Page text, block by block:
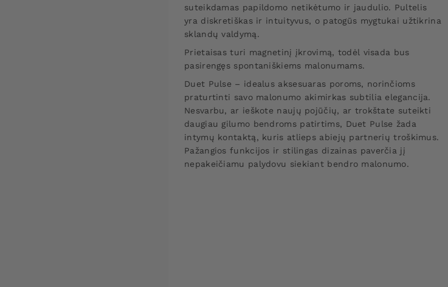
suteikdamas papildomo netikėtumo ir jaudulio. Pultelis
yra diskretiškas ir intuityvus, o patogūs mygtukai užtikrina
sklandų valdymą.
Prietaisas turi magnetinį įkrovimą, todėl visada bus
pasirengęs spontaniškiems malonumams.
Duet Pulse – idealus aksesuaras poroms, norinčioms
praturtinti savo malonumo akimirkas subtilia elegancija.
Nesvarbu, ar ieškote naujų pojūčių, ar trokštate suteikti
daugiau gilumo bendroms patirtims, Duet Pulse žada
intymų kontaktą, kuris atlieps abiejų partnerių troškimus.
Pažangios funkcijos ir stilingas dizainas paverčia jį
nepakeičiamu palydovu siekiant bendro malonumo.